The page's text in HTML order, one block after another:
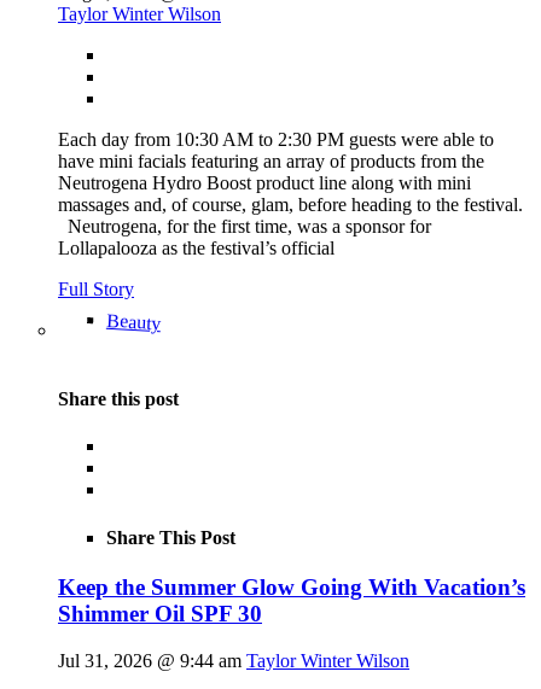
Taylor Winter Wilson
Each day from 10:30 AM to 2:30 PM guests were able to
have mini facials featuring an array of products from the
Neutrogena Hydro Boost product line along with mini
massages and, of course, glam, before heading to the festival.
Neutrogena, for the first time, was a sponsor for
Lollapalooza as the festival’s official
Full Story
Beauty
Share this post
Share This Post
Keep the Summer Glow Going With Vacation’s
Shimmer Oil SPF 30
Jul 31, 2026 @ 9:44 am Taylor Winter Wilson